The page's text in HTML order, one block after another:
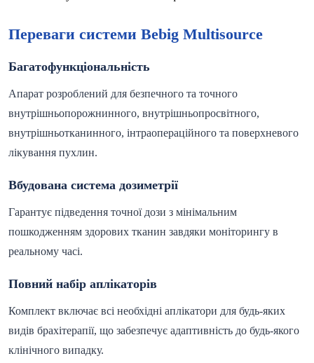
Переваги системи Bebig Multisource
Багатофункціональність
Апарат розроблений для безпечного та точного
внутрішньопорожнинного, внутрішньопросвітного,
внутрішньотканинного, інтраопераційного та поверхневого
лікування пухлин.
Вбудована система дозиметрії
Гарантує підведення точної дози з мінімальним
пошкодженням здорових тканин завдяки моніторингу в
реальному часі.
Повний набір аплікаторів
Комплект включає всі необхідні аплікатори для будь-яких
видів брахітерапії, що забезпечує адаптивність до будь-якого
клінічного випадку.